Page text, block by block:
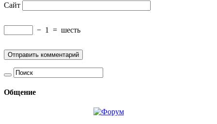
Сайт
− 1 = шесть
Общение